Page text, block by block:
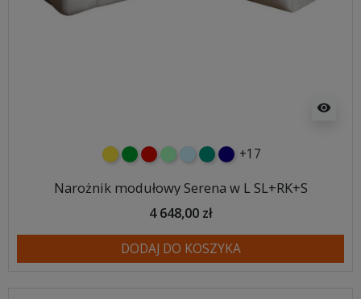
visibility
żółtyzielonyczerwony
miętowybłękitnyturkusowy
granatowy
+17
Narożnik modułowy Serena w L SL+RK+S
4 648,00 zł
DODAJ DO KOSZYKA